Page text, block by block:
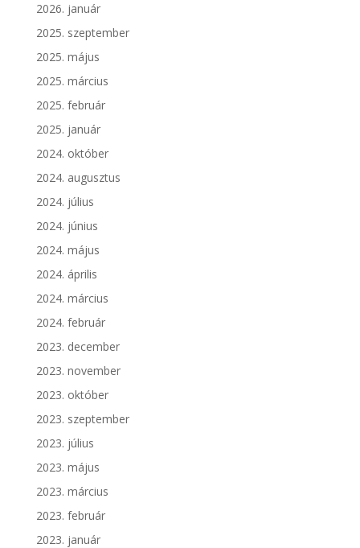
2026. január
2025. szeptember
2025. május
2025. március
2025. február
2025. január
2024. október
2024. augusztus
2024. július
2024. június
2024. május
2024. április
2024. március
2024. február
2023. december
2023. november
2023. október
2023. szeptember
2023. július
2023. május
2023. március
2023. február
2023. január